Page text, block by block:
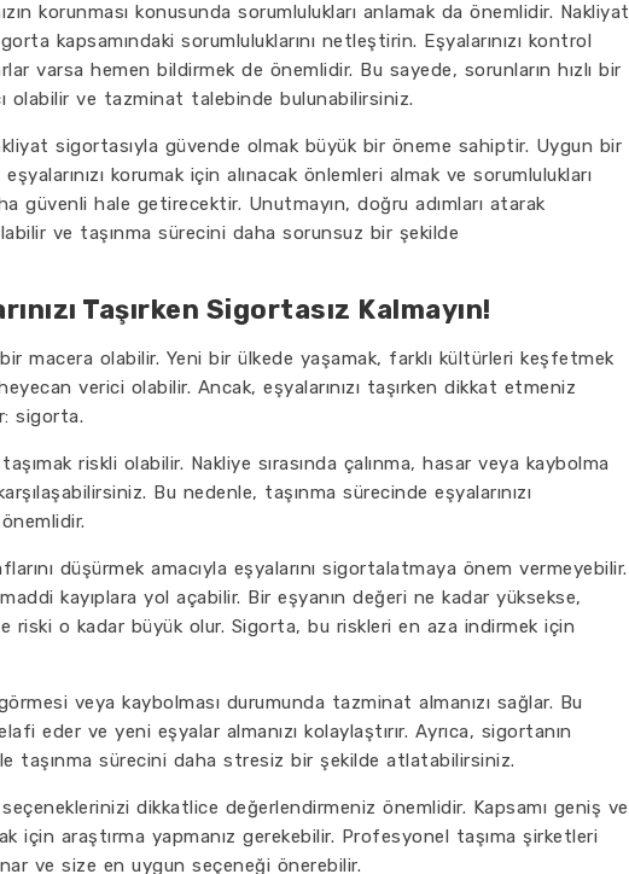
korunması konusunda sorumlulukları anlamak da önemlidir. Nakliyat
kapsamındaki sorumluluklarını netleştirin. Eşyalarınızı kontrol
varsa hemen bildirmek de önemlidir. Bu sayede, sorunların hızlı bir
olabilir ve tazminat talebinde bulunabilirsiniz.
sigortasıyla güvende olmak büyük bir öneme sahiptir. Uygun bir
korumak için alınacak önlemleri almak ve sorumlulukları
güvenli hale getirecektir. Unutmayın, doğru adımları atarak
ve taşınma sürecini daha sorunsuz bir şekilde
Taşırken Sigortasız Kalmayın!
macera olabilir. Yeni bir ülkede yaşamak, farklı kültürleri keşfetmek
verici olabilir. Ancak, eşyalarınızı taşırken dikkat etmeniz
sigorta.
riskli olabilir. Nakliye sırasında çalınma, hasar veya kaybolma
Bu nedenle, taşınma sürecinde eşyalarınızı
düşürmek amacıyla eşyalarını sigortalatmaya önem vermeyebilir.
kayıplara yol açabilir. Bir eşyanın değeri ne kadar yüksekse,
riski o kadar büyük olur. Sigorta, bu riskleri en aza indirmek için
veya kaybolması durumunda tazminat almanızı sağlar. Bu
eder ve yeni eşyalar almanızı kolaylaştırır. Ayrıca, sigortanın
taşınma sürecini daha stresiz bir şekilde atlatabilirsiniz.
seçeneklerinizi dikkatlice değerlendirmeniz önemlidir. Kapsamı geniş ve
için araştırma yapmanız gerekebilir. Profesyonel taşıma şirketleri
ve size en uygun seçeneği önerebilir.